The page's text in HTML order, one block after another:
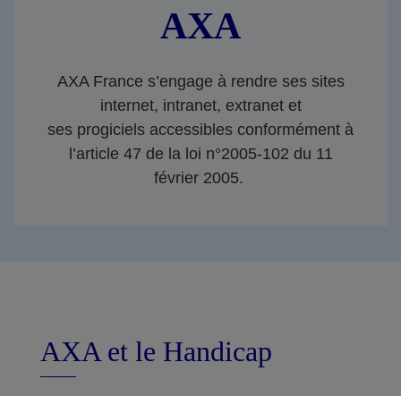
AXA
AXA France s’engage à rendre ses sites
internet, intranet, extranet et
ses progiciels accessibles conformément à
l’article 47 de la loi n°2005-102 du 11
février 2005.
AXA et le Handicap